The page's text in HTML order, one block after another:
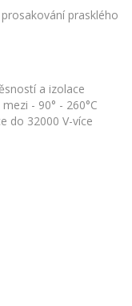
prasklého
a izolace
- 90° - 260°C
do 32000 V-více